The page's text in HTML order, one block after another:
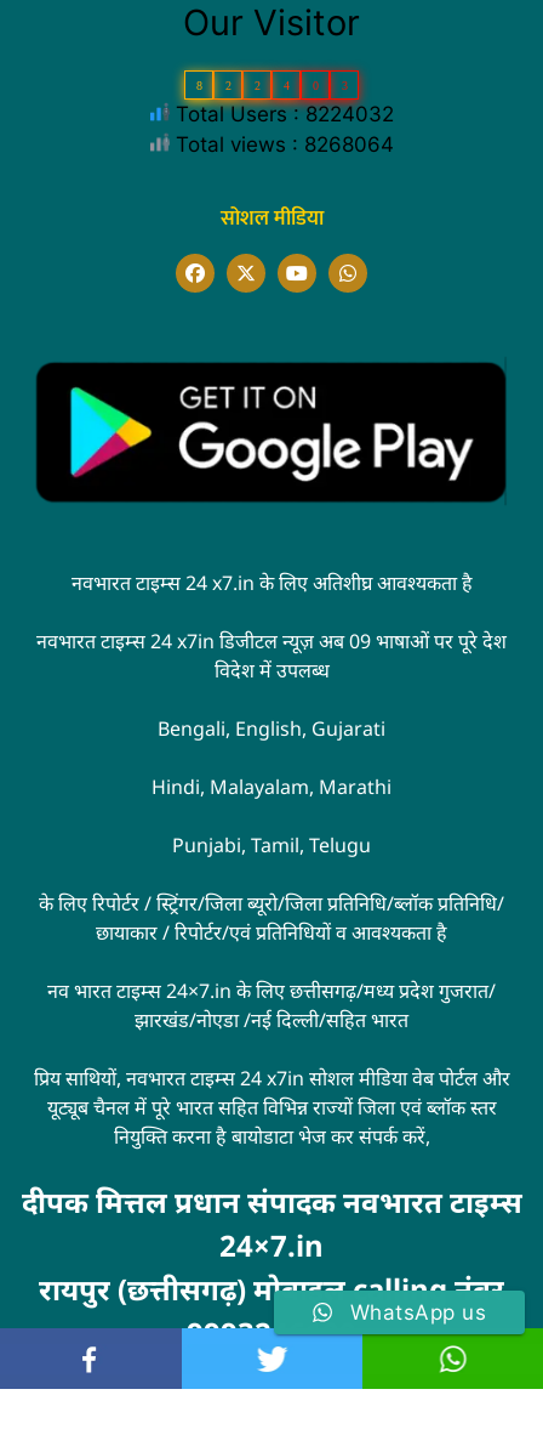
Our Visitor
8 2 2 4 0 3
Total Users : 8224032
Total views : 8268064
सोशल मीडिया
नवभारत टाइम्स 24 x7.in के लिए अतिशीघ्र आवश्यकता है
नवभारत टाइम्स 24 x7in डिजीटल न्यूज़ अब 09 भाषाओं पर पूरे देश
विदेश में उपलब्ध
Bengali, English, Gujarati
Hindi, Malayalam, Marathi
Punjabi, Tamil, Telugu
के लिए रिपोर्टर / स्ट्रिंगर/जिला ब्यूरो/जिला प्रतिनिधि/ब्लॉक प्रतिनिधि/
छायाकार / रिपोर्टर/एवं प्रतिनिधियों व आवश्यकता है
नव भारत टाइम्स 24×7.in के लिए छत्तीसगढ़/मध्य प्रदेश गुजरात/
झारखंड/नोएडा /नई दिल्ली/सहित भारत
प्रिय साथियों, नवभारत टाइम्स 24 x7in सोशल मीडिया वेब पोर्टल और
यूट्यूब चैनल में पूरे भारत सहित विभिन्न राज्यों जिला एवं ब्लॉक स्तर
नियुक्ति करना है बायोडाटा भेज कर संपर्क करें,
दीपक मित्तल प्रधान संपादक नवभारत टाइम्स
24×7.in
रायपुर (छत्तीसगढ़) मोबाइल calling नंबर
9993246100
MarketingHack4U
WhatsApp us